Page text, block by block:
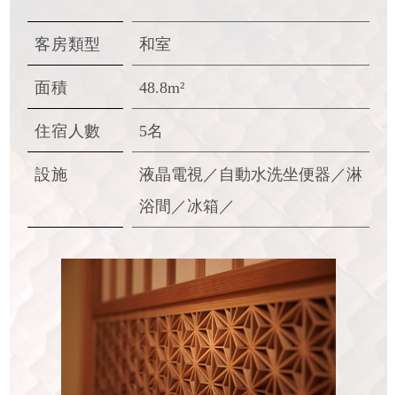
客房類型 和室
面積 48.8m²
住宿人數 5名
設施 液晶電視／自動水洗坐便器／淋
浴間／冰箱／